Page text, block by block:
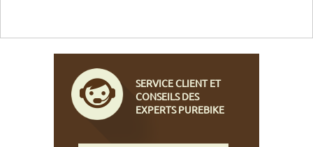
SERVICE CLIENT ET
CONSEILS DES
EXPERTS PUREBIKE